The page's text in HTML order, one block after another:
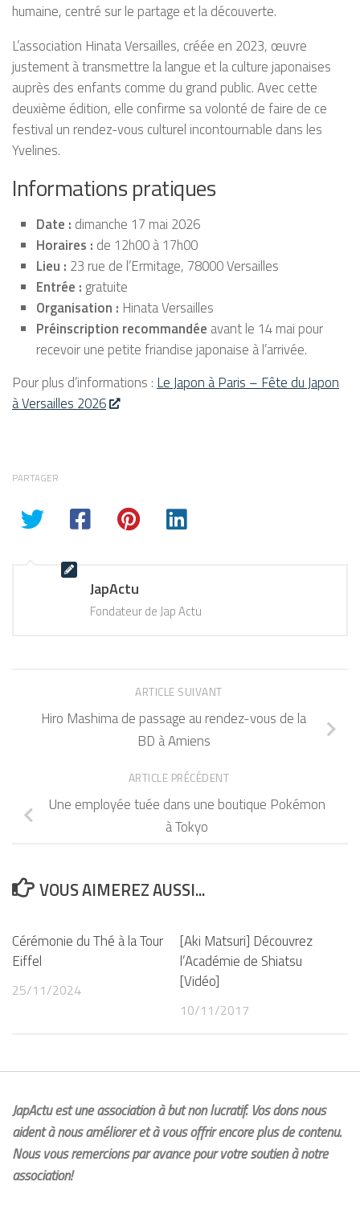
humaine, centré sur le partage et la découverte.
L’association Hinata Versailles, créée en 2023, œuvre
justement à transmettre la langue et la culture japonaises
auprès des enfants comme du grand public. Avec cette
deuxième édition, elle confirme sa volonté de faire de ce
festival un rendez-vous culturel incontournable dans les
Yvelines.
Informations pratiques
Date : dimanche 17 mai 2026
Horaires : de 12h00 à 17h00
Lieu : 23 rue de l’Ermitage, 78000 Versailles
Entrée : gratuite
Organisation : Hinata Versailles
Préinscription recommandée avant le 14 mai pour
recevoir une petite friandise japonaise à l’arrivée.
Pour plus d’informations : Le Japon à Paris – Fête du Japon
à Versailles 2026
PARTAGER
JapActu
Fondateur de Jap Actu
ARTICLE SUIVANT
Hiro Mashima de passage au rendez-vous de la
BD à Amiens
ARTICLE PRÉCÉDENT
Une employée tuée dans une boutique Pokémon
à Tokyo
VOUS AIMEREZ AUSSI...
Cérémonie du Thé à la Tour
Eiffel
25/11/2024
[Aki Matsuri] Découvrez
l’Académie de Shiatsu
[Vidéo]
10/11/2017
JapActu est une association à but non lucratif. Vos dons nous
aident à nous améliorer et à vous offrir encore plus de contenu.
Nous vous remercions par avance pour votre soutien à notre
association!